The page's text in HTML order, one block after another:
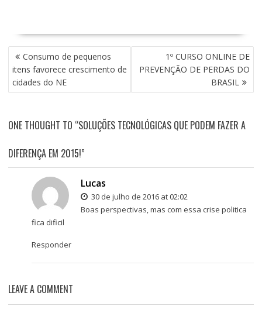
NAVEGAÇÃO
DE
POST
Consumo de pequenos
itens favorece crescimento de
cidades do NE
1º CURSO ONLINE DE
PREVENÇÃO DE PERDAS DO
BRASIL
ONE THOUGHT TO “SOLUÇÕES TECNOLÓGICAS QUE PODEM FAZER A
DIFERENÇA EM 2015!”
Lucas
30 de julho de 2016 at 02:02
Boas perspectivas, mas com essa crise politica
fica dificil
Responder
LEAVE A COMMENT